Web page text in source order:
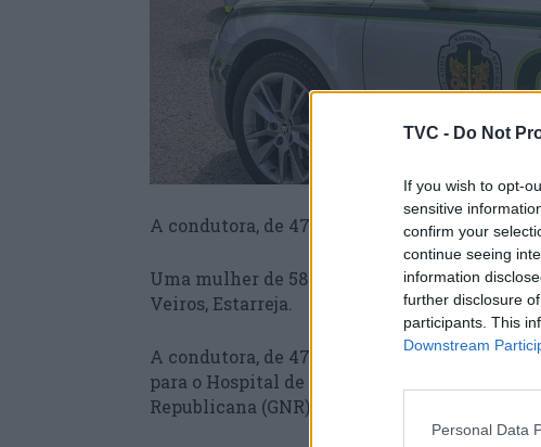
TVC - Do Not
If you wish to opt-
sensitive
confirm your
continue seeing
information
further disclosure
participants. This
Downstream
Personal Data
A condutora, de 47 anos, terá ficado “em
Uma mulher de 58 anos morreu atropelada,
Veiros, Estarreja.
A condutora, de 47 anos, terá ficado “em
para o Hospital de Aveiro, “sem ferimentos”,
Republicana (GNR) à